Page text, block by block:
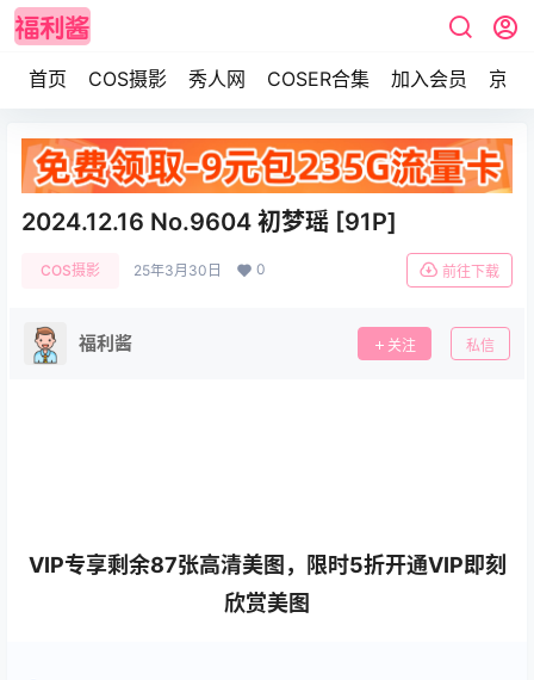
首页 COS摄影 秀人网 COSER合集 加入会员 京东
2024.12.16 No.9604 初梦瑶 [91P]
COS摄影 25年3月30日 0 前往下载
福利酱 关注 私信
VIP专享剩余87张高清美图，限时5折开通VIP即刻
欣赏美图